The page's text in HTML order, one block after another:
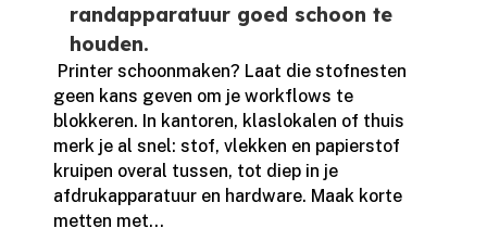
randapparatuur goed schoon te
houden.
​ Printer schoonmaken? Laat die stofnesten
geen kans geven om je workflows te
blokkeren.​ In kantoren, klaslokalen of thuis
merk je al snel: stof, vlekken en papierstof
kruipen overal tussen, tot diep in je
afdrukapparatuur en hardware.​ Maak korte
metten met...